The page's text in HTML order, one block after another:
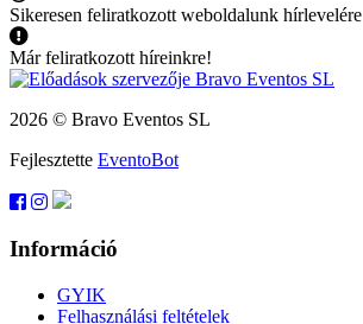
Sikeresen feliratkozott weboldalunk hírlevelére
Már feliratkozott híreinkre!
2026 © Bravo Eventos SL
Fejlesztette EventoBot
Információ
GYIK
Felhasználási feltételek